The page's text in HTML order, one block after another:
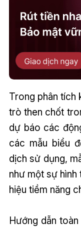
Trong phân tích
trò then chốt
dự báo các
các mẫu biểu
dịch sử dụng,
như một sự hình
hiệu tiềm năng
Hướng dẫn